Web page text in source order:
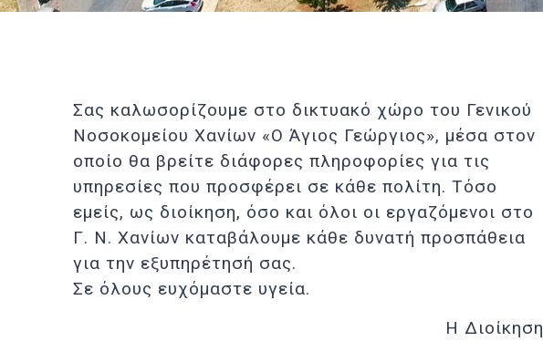
Σας καλωσορίζουμε στο δικτυακό χώρο του Γενικού
Νοσοκομείου Χανίων «Ο Άγιος Γεώργιος», μέσα στον
οποίο θα βρείτε διάφορες πληροφορίες για τις
υπηρεσίες που προσφέρει σε κάθε πολίτη. Τόσο
εμείς, ως διοίκηση, όσο και όλοι οι εργαζόμενοι στο
Γ. Ν. Χανίων καταβάλουμε κάθε δυνατή προσπάθεια
για την εξυπηρέτησή σας.
Σε όλους ευχόμαστε υγεία.
Η Διοίκηση